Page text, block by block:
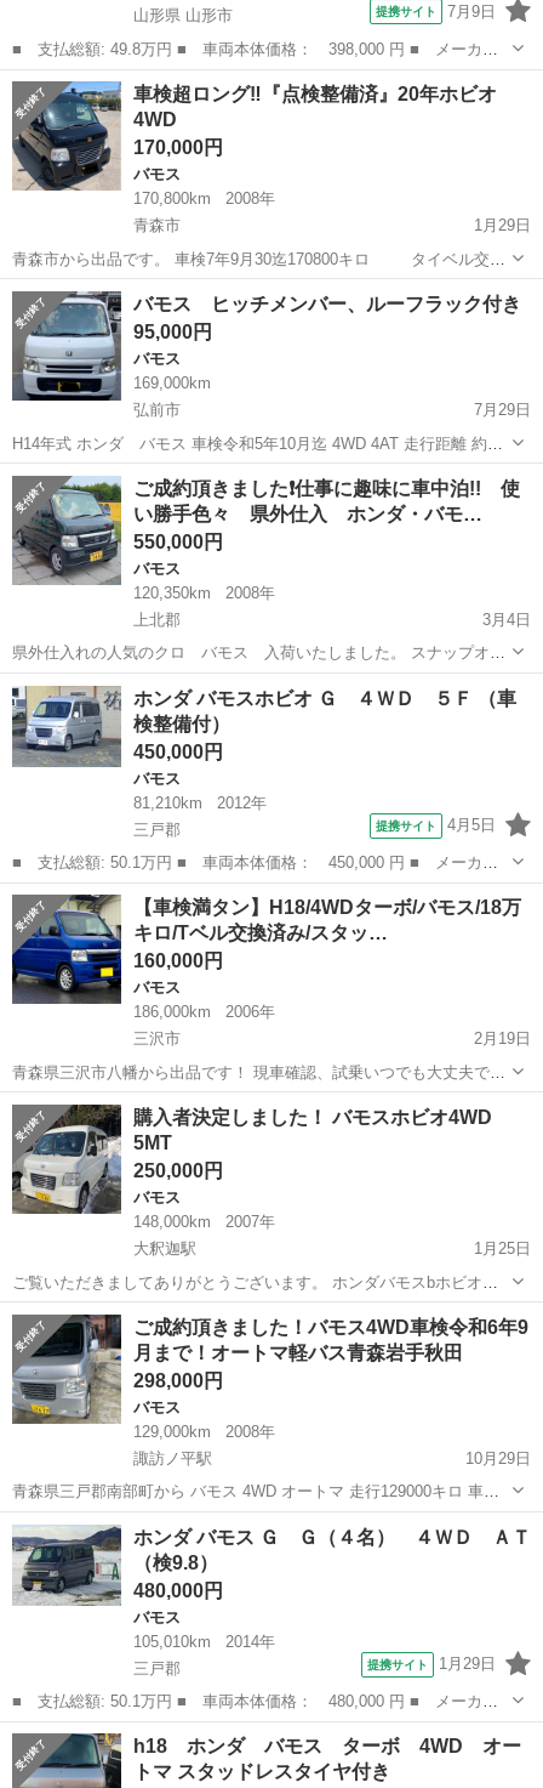
山形県 山形市
提携サイト 7月9日
■ 支払総額: 49.8万円 ■ 車両本体価格： 398,000 円 ■ メーカー
名： ホンダ ■ 車種名： バモス ■ グレード名： Ｍターボ キ
ーレス パナソニックストラーダナビ 地デジＴＶ ■ 排気量：
660cc ...
山形 山形市 バモス
車検超ロング‼️『点検整備済』20年ホビオ
4WD
170,000円
バモス
170,800km
2008年
青森市
1月29日
青森市から出品です。 車検7年9月30迄170800キロ タイベル交換
済 エンジンスターター付 NA 4AT この車両は当方の自家用で使
用しております。置き場の関係の為出品します。 車検取得にあたり足
回り消耗部...
青森 青森市
バモス ヒッチメンバー、ルーフラック付き
95,000円
バモス
169,000km
弘前市
7月29日
H14年式 ホンダ バモス 車検令和5年10月迄 4WD 4AT 走行距離 約
169000km 走行距離延びます。(現在使用中の為) 現在、各機関良好で
す。使用中ですが特に問題ないように感じます。 付属品 ・CARM...
青森 弘前市 バモス 令和5年
ご成約頂きました❗仕事に趣味に車中泊!! 使
い勝手色々 県外仕入 ホンダ・バモ…
550,000円
バモス
120,350km
2008年
上北郡
3月4日
県外仕入れの人気のクロ バモス 入荷いたしました。 スナップオン
MTG5000スキャンテスター にて車輌全自己診断フルスキャン済 現在
故障コードなし H20年式 ホンダ バモス フルタイム4WD 4速AT キ
ーレス ...
青森 上北郡 バモス 走行距離
ホンダ バモスホビオ Ｇ ４ＷＤ ５Ｆ （車
検整備付）
450,000円
バモス
81,210km
2012年
三戸郡
提携サイト 4月5日
■ 支払総額: 50.1万円 ■ 車両本体価格： 450,000 円 ■ メーカー
名： ホンダ ■ 車種名： バモスホビオ ■ グレード名： Ｇ ４
ＷＤ ５Ｆ ■ 排気量： 660cc ■ ドア枚数： 5D ■ ミッション...
青森 三戸郡 バモス
【車検満タン】H18/4WDターボ/バモス/18万
キロ/Tベル交換済み/スタッ…
160,000円
バモス
186,000km
2006年
三沢市
2月19日
青森県三沢市八幡から出品です！ 現車確認、試乗いつでも大丈夫で
す！ 車検があるので、お支払い頂ければ、その日に乗って帰れます！
令和４年度分税金、リサイクル、諸費用、合計コミコミ価格！ ※車両
情報※ ●車種：ホ...
青森 三沢市 バモス
購入者決定しました！ バモスホビオ4WD
5MT
250,000円
バモス
148,000km
2007年
大釈迦駅
1月25日
ご覧いただきましてありがとうございます。 ホンダバモスbホビオの
出品です❕ 変更届け済みの2名乗車のバンです♪♪ 初年度平成19年 走行
148000キロ 5MT 車検 令和6年9月 燃費は乗り方にもよりますが、15...
青森 青森市 大釈迦駅 バモス バモスホビオ
ご成約頂きました！バモス4WD車検令和6年9
月まで！オートマ軽バス青森岩手秋田
298,000円
バモス
129,000km
2008年
諏訪ノ平駅
10月29日
青森県三戸郡南部町から バモス 4WD オートマ 走行129000キロ 車検
令和6年9月まで！ 平成20年式 スタッドレスタイヤ ワンセグテレビ付
き★ サビやキズ等ありますが車検たっぷりです！ とりあえず乗れれば
良いという...
青森 三戸郡 諏訪ノ平駅 オートマ
ホンダ バモス Ｇ Ｇ（４名） ４ＷＤ ＡＴ
（検9.8）
480,000円
バモス
105,010km
2014年
三戸郡
提携サイト 1月29日
■ 支払総額: 50.1万円 ■ 車両本体価格： 480,000 円 ■ メーカー
名： ホンダ ■ 車種名： バモス ■ グレード名： Ｇ Ｇ（４
名） ４ＷＤ ＡＴ ■ 排気量： 660cc ■ ドア枚数： 5D ■ ミ
ッ...
青森 三戸郡 バモス
h18 ホンダ バモス ターボ 4WD オー
トマ スタッドレスタイヤ付き